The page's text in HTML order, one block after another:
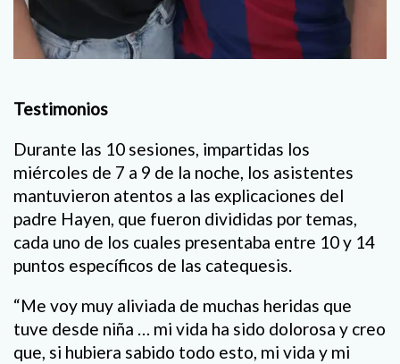
Testimonios
Durante las 10 sesiones, impartidas los
miércoles de 7 a 9 de la noche, los asistentes
mantuvieron atentos a las explicaciones del
padre Hayen, que fueron divididas por temas,
cada uno de los cuales presentaba entre 10 y 14
puntos específicos de las catequesis.
“Me voy muy aliviada de muchas heridas que
tuve desde niña … mi vida ha sido dolorosa y creo
que, si hubiera sabido todo esto, mi vida y mi